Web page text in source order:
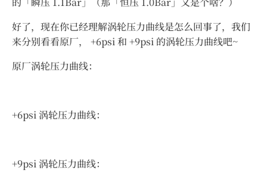
好了，现在你已经理解涡轮压力曲线是怎么回事了，我们
来分别看看原厂， +6psi 和 +9psi 的涡轮压力曲线吧~
原厂涡轮压力曲线：
+6psi 涡轮压力曲线：
+9psi 涡轮压力曲线：